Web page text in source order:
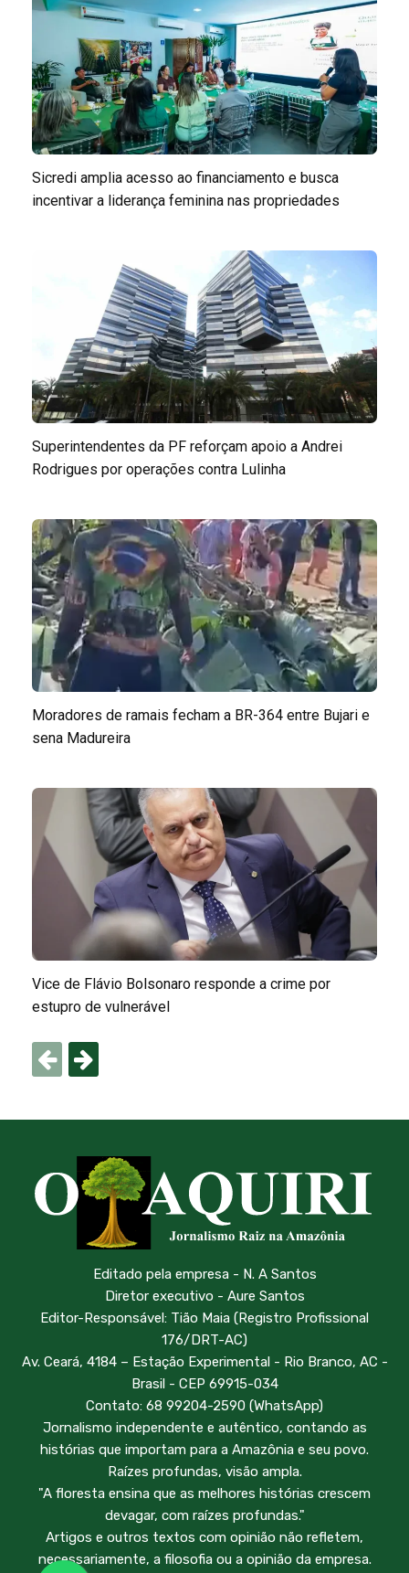
Sicredi amplia acesso ao financiamento e busca
incentivar a liderança feminina nas propriedades
Superintendentes da PF reforçam apoio a Andrei
Rodrigues por operações contra Lulinha
Moradores de ramais fecham a BR-364 entre Bujari e
sena Madureira
Vice de Flávio Bolsonaro responde a crime por
estupro de vulnerável
Editado pela empresa - N. A Santos
Diretor executivo - Aure Santos
Editor-Responsável: Tião Maia (Registro Profissional
176/DRT-AC)
Av. Ceará, 4184 – Estação Experimental - Rio Branco, AC -
Brasil - CEP 69915-034
Contato: 68 99204-2590 (WhatsApp)
Jornalismo independente e autêntico, contando as
histórias que importam para a Amazônia e seu povo.
Raízes profundas, visão ampla.
"A floresta ensina que as melhores histórias crescem
devagar, com raízes profundas."
Artigos e outros textos com opinião não refletem,
necessariamente, a filosofia ou a opinião da empresa.